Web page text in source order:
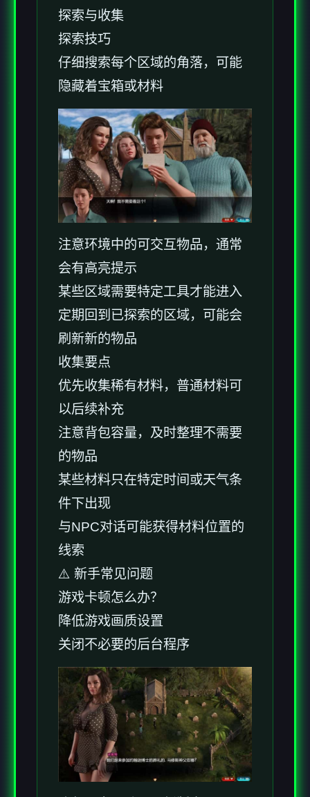
探索与收集
探索技巧
仔细搜索每个区域的角落，可能
隐藏着宝箱或材料
注意环境中的可交互物品，通常
会有高亮提示
某些区域需要特定工具才能进入
定期回到已探索的区域，可能会
刷新新的物品
收集要点
优先收集稀有材料，普通材料可
以后续补充
注意背包容量，及时整理不需要
的物品
某些材料只在特定时间或天气条
件下出现
与NPC对话可能获得材料位置的
线索
⚠️ 新手常见问题
游戏卡顿怎么办？
降低游戏画质设置
关闭不必要的后台程序